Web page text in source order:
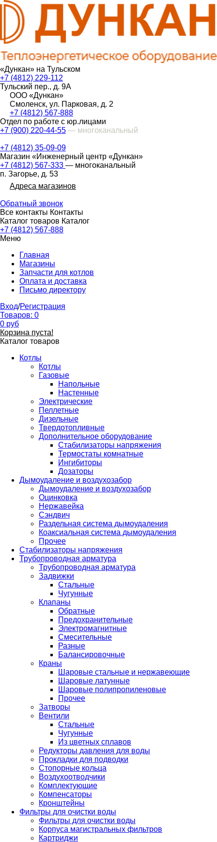
«Дункан» на Тульском
+7 (4812) 229-112
Тульский пер., д. 9А
ООО «Дункан»
Смоленск, ул. Парковая, д. 2
+7 (4812) 567-888
Отдел по работе с юр.лицами
+7 (900) 220-44-55 — многоканальный
+7 (4812) 35-09-09
Магазин «Инженерный центр «Дункан»
+7 (4812) 567-333 — многоканальный
п. Загорье, д. 53
Адреса магазинов
Обратный звонок
Все контакты Контакты
Каталог товаров Каталог
+7 (4812) 567-888
Меню
Главная
Магазины
Запчасти для котлов
Оплата и доставка
Письмо директору
Вход/Регистрация
Товаров: 0
0 руб
Корзина пуста!
Каталог товаров
Котлы
Котлы
Газовые
Напольные
Настенные
Электрические
Пеллетные
Дизельные
Твердотопливные
Дополнительное оборудование
Стабилизаторы напряжения
Термостаты комнатные
Ингибиторы
Дозаторы
Дымоудаление и воздухозабор
Дымоудаление и воздухозабор
Оцинковка
Нержавейка
Сэндвич
Раздельная система дымоудаления
Коаксиальная система дымоудаления
Прочее
Стабилизаторы напряжения
Трубопроводная арматура
Трубопроводная арматура
Задвижки
Стальные
Чугунные
Клапаны
Обратные
Предохранительные
Электромагнитные
Смесительные
Разные
Балансировочные
Краны
Шаровые стальные и нержавеющие
Шаровые латунные
Шаровые полипропиленовые
Прочее
Затворы
Вентили
Стальные
Чугунные
Из цветных сплавов
Редукторы давления для воды
Прокладки для подводки
Стопорные кольца
Воздухоотводчики
Комплектующие
Компенсаторы
Кронштейны
Фильтры для очистки воды
Фильтры для очистки воды
Корпуса магистральных фильтров
Картриджи